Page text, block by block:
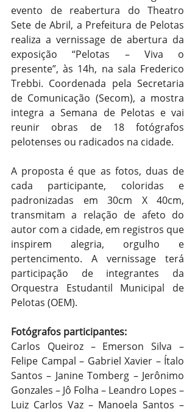
evento de reabertura do Theatro
Sete de Abril, a Prefeitura de Pelotas
realiza a vernissage de abertura da
exposição “Pelotas – Viva o
presente”, às 14h, na sala Frederico
Trebbi. Coordenada pela Secretaria
de Comunicação (Secom), a mostra
integra a Semana de Pelotas e vai
reunir obras de 18 fotógrafos
pelotenses ou radicados na cidade.
A proposta é que as fotos, duas de
cada participante, coloridas e
padronizadas em 30cm X 40cm,
transmitam a relação de afeto do
autor com a cidade, em registros que
inspirem alegria, orgulho e
pertencimento. A vernissage terá
participação de integrantes da
Orquestra Estudantil Municipal de
Pelotas (OEM).
Fotógrafos participantes:
Carlos Queiroz – Emerson Silva –
Felipe Campal – Gabriel Xavier – Ítalo
Santos – Janine Tomberg – Jerônimo
Gonzales – Jô Folha – Leandro Lopes –
Luiz Carlos Vaz – Manoela Santos –